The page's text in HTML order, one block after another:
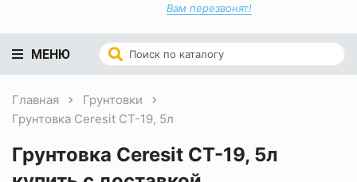
Вам перезвонят!
МЕНЮ
Главная
Грунтовки
Грунтовка Ceresit CT-19, 5л
Грунтовка Ceresit CT-19, 5л